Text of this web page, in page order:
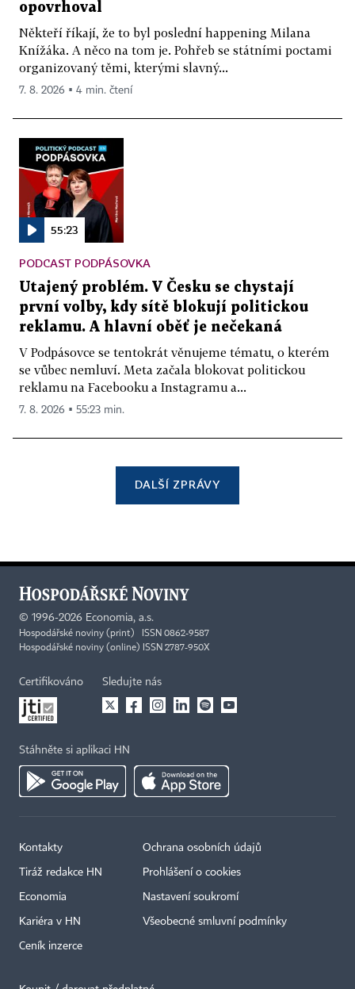
opovrhoval
Někteří říkají, že to byl poslední happening Milana
Knížáka. A něco na tom je. Pohřeb se státními poctami
organizovaný těmi, kterými slavný...
7. 8. 2026 ▪ 4 min. čtení
55:23
PODCAST PODPÁSOVKA
Utajený problém. V Česku se chystají
první volby, kdy sítě blokují politickou
reklamu. A hlavní oběť je nečekaná
V Podpásovce se tentokrát věnujeme tématu, o kterém
se vůbec nemluví. Meta začala blokovat politickou
reklamu na Facebooku a Instagramu a...
7. 8. 2026 ▪ 55:23 min.
DALŠÍ ZPRÁVY
© 1996-2026 Economia, a.s.
Hospodářské noviny (print) ISSN 0862-9587
Hospodářské noviny (online) ISSN 2787-950X
Certifikováno Sledujte nás
Stáhněte si aplikaci HN
Kontakty
Tiráž redakce HN
Economia
Kariéra v HN
Ceník inzerce
Ochrana osobních údajů
Prohlášení o cookies
Nastavení soukromí
Všeobecné smluvní podmínky